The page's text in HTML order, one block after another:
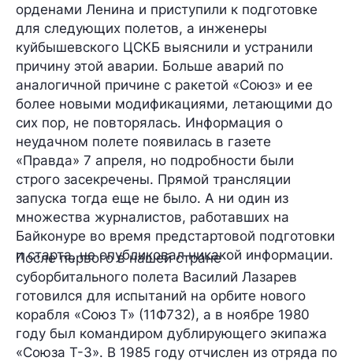
орденами Ленина и приступили к подготовке
для следующих полетов, а инженеры
куйбышевского ЦСКБ выяснили и устранили
причину этой аварии. Больше аварий по
аналогичной причине с ракетой «Союз» и ее
более новыми модификациями, летающими до
сих пор, не повторялась. Информация о
неудачном полете появилась в газете
«Правда» 7 апреля, но подробности были
строго засекречены. Прямой трансляции
запуска тогда еще не было. А ни один из
множества журналистов, работавших на
Байконуре во время предстартовой подготовки
и старта, не опубликовал никакой информации.
После первого в нашей стране
суборбитального полета Василий Лазарев
готовился для испытаний на орбите нового
корабля «Союз Т» (11Ф732), а в ноябре 1980
году был командиром дублирующего экипажа
«Союза Т-3». В 1985 году отчислен из отряда по